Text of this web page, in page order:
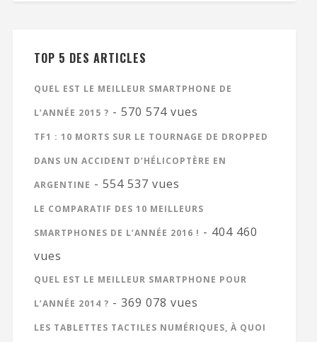
TOP 5 DES ARTICLES
QUEL EST LE MEILLEUR SMARTPHONE DE
L’ANNÉE 2015 ? - 570 574 vues
TF1 : 10 MORTS SUR LE TOURNAGE DE DROPPED
DANS UN ACCIDENT D’HÉLICOPTÈRE EN
ARGENTINE - 554 537 vues
LE COMPARATIF DES 10 MEILLEURS
SMARTPHONES DE L’ANNÉE 2016 ! - 404 460
vues
QUEL EST LE MEILLEUR SMARTPHONE POUR
L’ANNÉE 2014 ? - 369 078 vues
LES TABLETTES TACTILES NUMÉRIQUES, À QUOI